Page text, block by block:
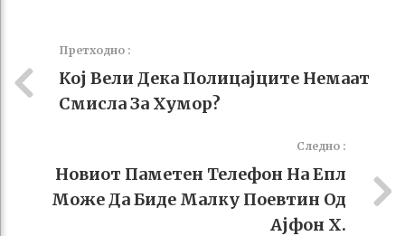
Претходно :
Кој Вели Дека Полицајците Немаат
Смисла За Хумор?
Следно :
Новиот Паметен Телефон На Епл
Може Да Биде Малку Поевтин Од
Ајфон X.